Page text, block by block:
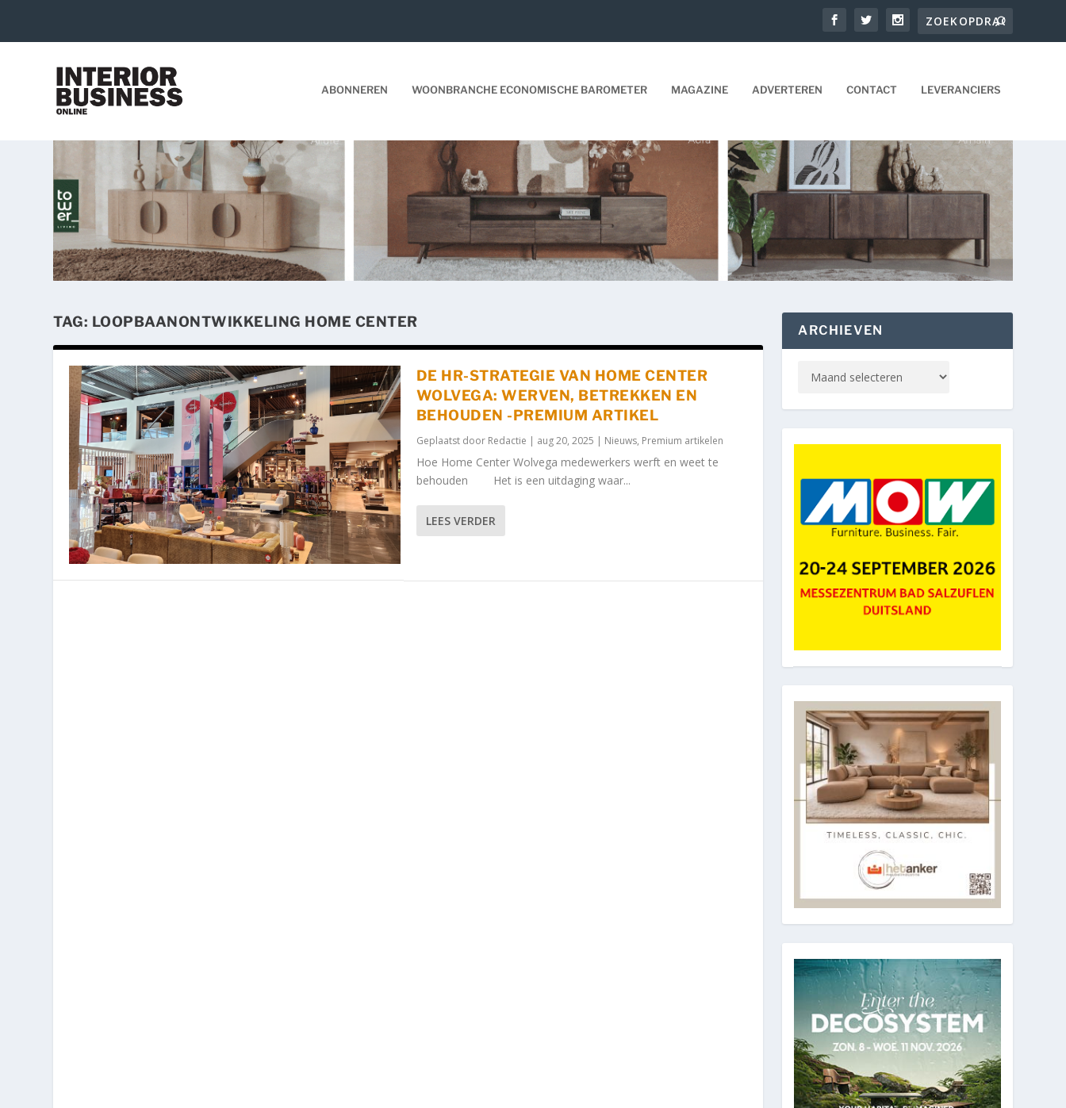
ABONNEREN WOONBRANCHE ECONOMISCHE BAROMETER MAGAZINE ADVERTEREN CONTACT LEVERANCIERS
TAG: LOOPBAANONTWIKKELING HOME CENTER
DE HR-STRATEGIE VAN HOME CENTER
WOLVEGA: WERVEN, BETREKKEN EN
BEHOUDEN -PREMIUM ARTIKEL
Geplaatst door Redactie | aug 20, 2025 | Nieuws, Premium artikelen
Hoe Home Center Wolvega medewerkers werft en weet te
behouden Het is een uitdaging waar...
LEES VERDER
ARCHIEVEN